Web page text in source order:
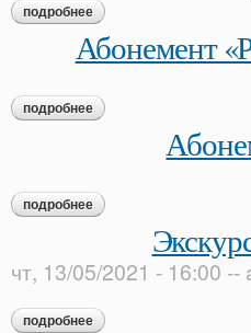
подробнее о занятие с мастер-
Абонемент
подробнее о абонемент «рисуем
подробнее о абонемент «сказка
чт, 13/05/2021 - 16:00 --
подробнее о экскурсия «сказки